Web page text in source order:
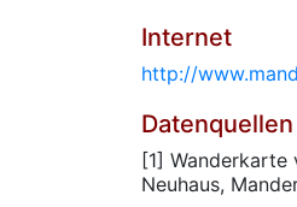
Internet
http://
Datenquellen
[1] Wanderkarte
Neuhaus,